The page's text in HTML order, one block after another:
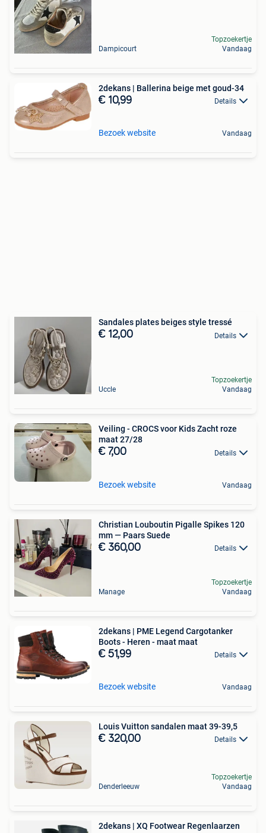
Dampicourt
Topzoekertje
Vandaag
2dekans | Ballerina beige met goud-34
€ 10,99 Details
Bezoek website Vandaag
Sandales plates beiges style tressé
€ 12,00 Details
Uccle
Topzoekertje
Vandaag
Veiling - CROCS voor Kids Zacht roze
maat 27/28
€ 7,00 Details
Bezoek website Vandaag
Christian Louboutin Pigalle Spikes 120
mm — Paars Suede
€ 360,00 Details
Manage
Topzoekertje
Vandaag
2dekans | PME Legend Cargotanker
Boots - Heren - maat maat
€ 51,99 Details
Bezoek website Vandaag
Louis Vuitton sandalen maat 39-39,5
€ 320,00 Details
Denderleeuw
Topzoekertje
Vandaag
2dekans | XQ Footwear Regenlaarzen